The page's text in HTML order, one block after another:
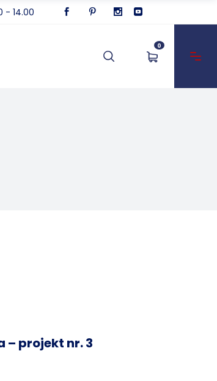
- 14.00
0
– projekt nr. 3